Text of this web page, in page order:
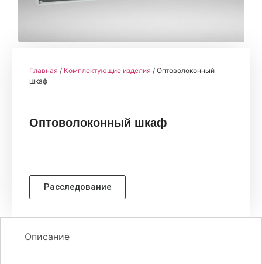
Главная / Комплектующие изделия / Оптоволоконный
шкаф
Оптоволоконный шкаф
Расследование
Описание